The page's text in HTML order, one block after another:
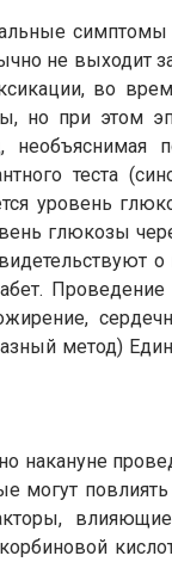
симптомы
не выходит
во
при этом
теста
уровень
глюкозы
о
Проведение
метод)
накануне
могут повлиять